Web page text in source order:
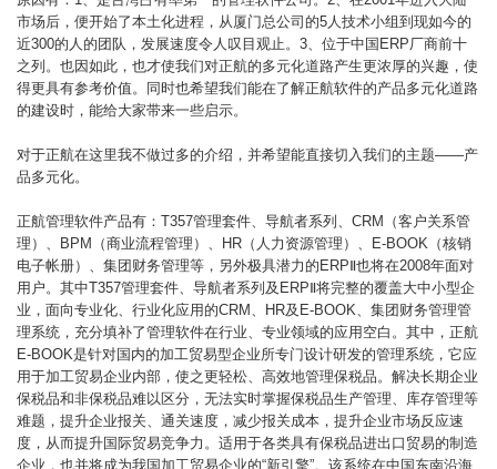
市场后，便开始了本土化进程，从厦门总公司的5人技术小组到现如今的
近300的人的团队，发展速度令人叹目观止。3、位于中国ERP厂商前十
之列。也因如此，也才使我们对正航的多元化道路产生更浓厚的兴趣，使
得更具有参考价值。同时也希望我们能在了解正航软件的产品多元化道路
的建设时，能给大家带来一些启示。
对于正航在这里我不做过多的介绍，并希望能直接切入我们的主题——产
品多元化。
正航管理软件产品有：T357管理套件、导航者系列、CRM（客户关系管
理）、BPM（商业流程管理）、HR（人力资源管理）、E-BOOK（核销
电子帐册）、集团财务管理等，另外极具潜力的ERPⅡ也将在2008年面对
用户。其中T357管理套件、导航者系列及ERPⅡ将完整的覆盖大中小型企
业，面向专业化、行业化应用的CRM、HR及E-BOOK、集团财务管理管
理系统，充分填补了管理软件在行业、专业领域的应用空白。其中，正航
E-BOOK是针对国内的加工贸易型企业所专门设计研发的管理系统，它应
用于加工贸易企业内部，使之更轻松、高效地管理保税品。解决长期企业
保税品和非保税品难以区分，无法实时掌握保税品生产管理、库存管理等
难题，提升企业报关、通关速度，减少报关成本，提升企业市场反应速
度，从而提升国际贸易竞争力。适用于各类具有保税品进出口贸易的制造
企业，也并将成为我国加工贸易企业的“新引擎”。该系统在中国东南沿海